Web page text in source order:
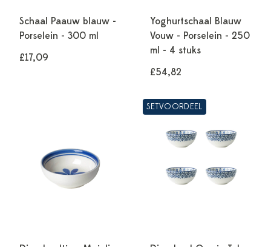
Schaal Paauw blauw -
Porselein - 300 ml
£17,09
Yoghurtschaal Blauw
Vouw - Porselein - 250
ml - 4 stuks
£54,82
SETVOORDEEL